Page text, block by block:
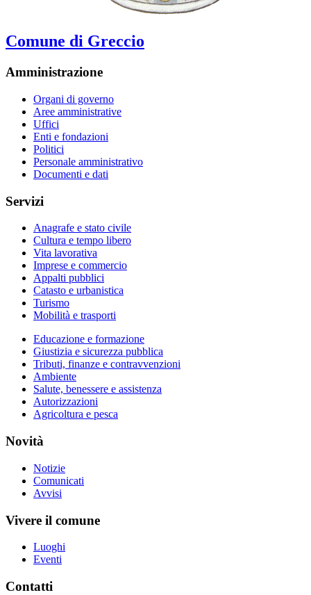
Comune di Greccio
Amministrazione
Organi di governo
Aree amministrative
Uffici
Enti e fondazioni
Politici
Personale amministrativo
Documenti e dati
Servizi
Anagrafe e stato civile
Cultura e tempo libero
Vita lavorativa
Imprese e commercio
Appalti pubblici
Catasto e urbanistica
Turismo
Mobilità e trasporti
Educazione e formazione
Giustizia e sicurezza pubblica
Tributi, finanze e contravvenzioni
Ambiente
Salute, benessere e assistenza
Autorizzazioni
Agricoltura e pesca
Novità
Notizie
Comunicati
Avvisi
Vivere il comune
Luoghi
Eventi
Contatti